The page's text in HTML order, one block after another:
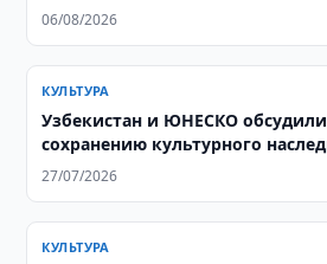
06/08/2026
КУЛЬТУРА
Узбекистан и ЮНЕСКО
сохранению культурного
27/07/2026
КУЛЬТУРА